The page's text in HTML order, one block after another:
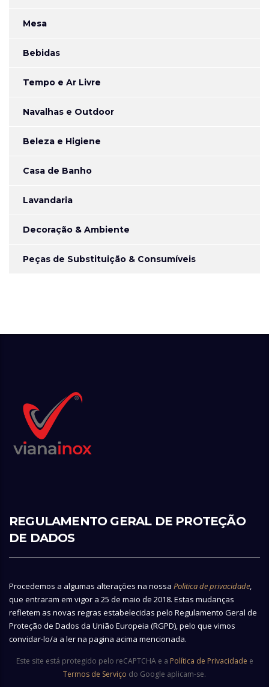
Mesa
Bebidas
Tempo e Ar Livre
Navalhas e Outdoor
Beleza e Higiene
Casa de Banho
Lavandaria
Decoração & Ambiente
Peças de Substituição & Consumíveis
REGULAMENTO GERAL DE PROTEÇÃO
DE DADOS
Procedemos a algumas alterações na nossa Politica de privacidade
que entraram em vigor a 25 de maio de 2018. Estas mudanças
refletem as novas regras estabelecidas pelo Regulamento Geral de
Proteção de Dados da União Europeia (RGPD), pelo que vimos
convidar-lo/a a ler na pagina acima mencionada.
Este site está protegido pelo reCAPTCHA e a Política de Privacidade e
Termos de Serviço do Google aplicam-se.